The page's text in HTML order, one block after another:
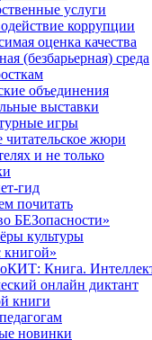
услуги
коррупции
оценка качества
(безбарьерная) среда
объединения
выставки
игры
читательское жюри
и не только
гид
почитать
БЕЗопасности»
культуры
книгой»
Книга.
онлайн диктант
книги
новинки